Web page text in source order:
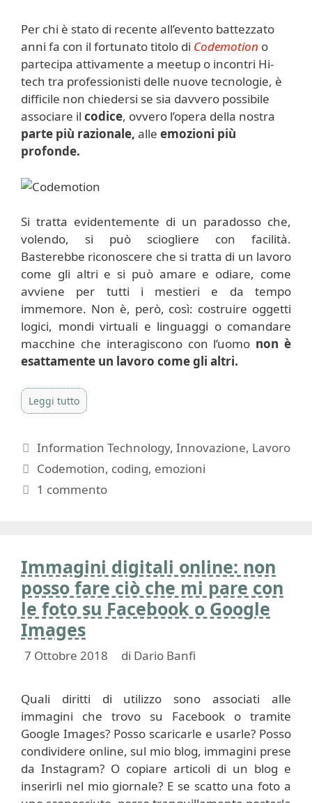
Per chi è stato di recente all’evento battezzato
anni fa con il fortunato titolo di Codemotion o
partecipa attivamente a meetup o incontri Hi-
tech tra professionisti delle nuove tecnologie, è
difficile non chiedersi se sia davvero possibile
associare il codice, ovvero l’opera della nostra
parte più razionale, alle emozioni più
profonde.
Si tratta evidentemente di un paradosso che,
volendo, si può sciogliere con facilità.
Basterebbe riconoscere che si tratta di un lavoro
come gli altri e si può amare e odiare, come
avviene per tutti i mestieri e da tempo
immemore. Non è, però, così: costruire oggetti
logici, mondi virtuali e linguaggi o comandare
macchine che interagiscono con l’uomo non è
esattamente un lavoro come gli altri.
Leggi tutto
Categorie
Information Technology,Innovazione, Lavoro
Tag
Codemotion, coding, emozioni
1 commento
Immagini digitali online: non
posso fare ciò che mi pare con
le foto su Facebook o Google
Images
7 Ottobre 2018 di Dario Banfi
Quali diritti di utilizzo sono associati alle
immagini che trovo su Facebook o tramite
Google Images? Posso scaricarle e usarle? Posso
condividere online, sul mio blog, immagini prese
da Instagram? O copiare articoli di un blog e
inserirli nel mio giornale? E se scatto una foto a